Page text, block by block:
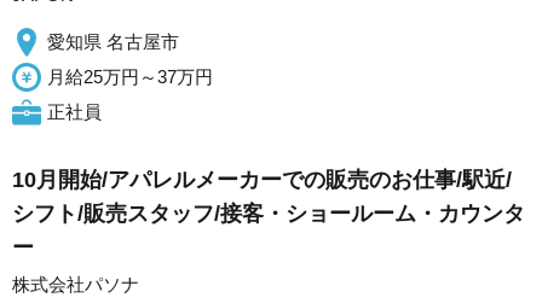
愛知県 名古屋市
月給25万円～37万円
正社員
10月開始/アパレルメーカーでの販売のお仕事/駅近/
シフト/販売スタッフ/接客・ショールーム・カウンタ
ー
株式会社パソナ